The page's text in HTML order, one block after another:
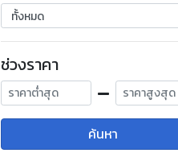
ช่วงราคา
ค้นหา